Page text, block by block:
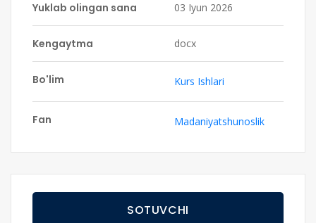
Yuklab olingan sana 03 Iyun 2026
Kengaytma docx
Bo'lim Kurs Ishlari
Fan Madaniyatshunoslik
SOTUVCHI